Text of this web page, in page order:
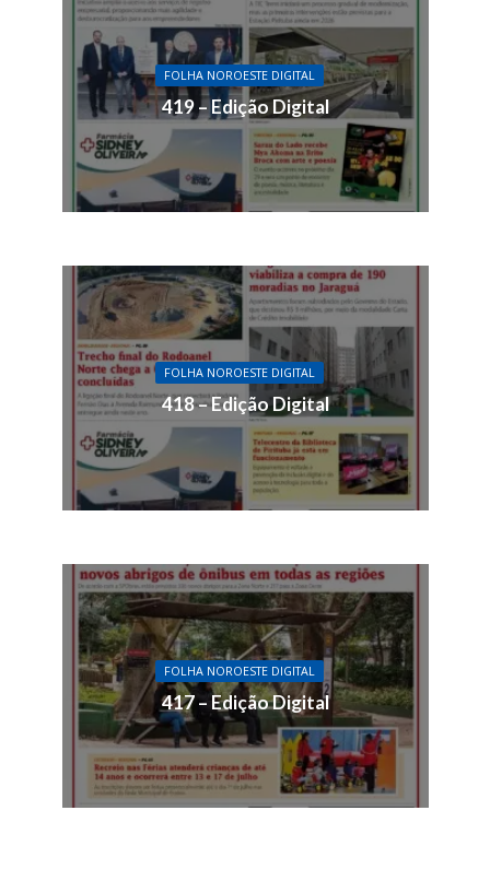
FOLHA NOROESTE DIGITAL
419 – Edição Digital
FOLHA NOROESTE DIGITAL
418 – Edição Digital
FOLHA NOROESTE DIGITAL
417 – Edição Digital